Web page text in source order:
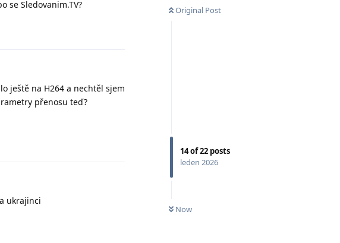
Original Post
14of22 posts
leden 2026
Now
se Sledovanim.TV?
ještě na H264 a nechtěl sjem
přenosu teď?
ukrajinci